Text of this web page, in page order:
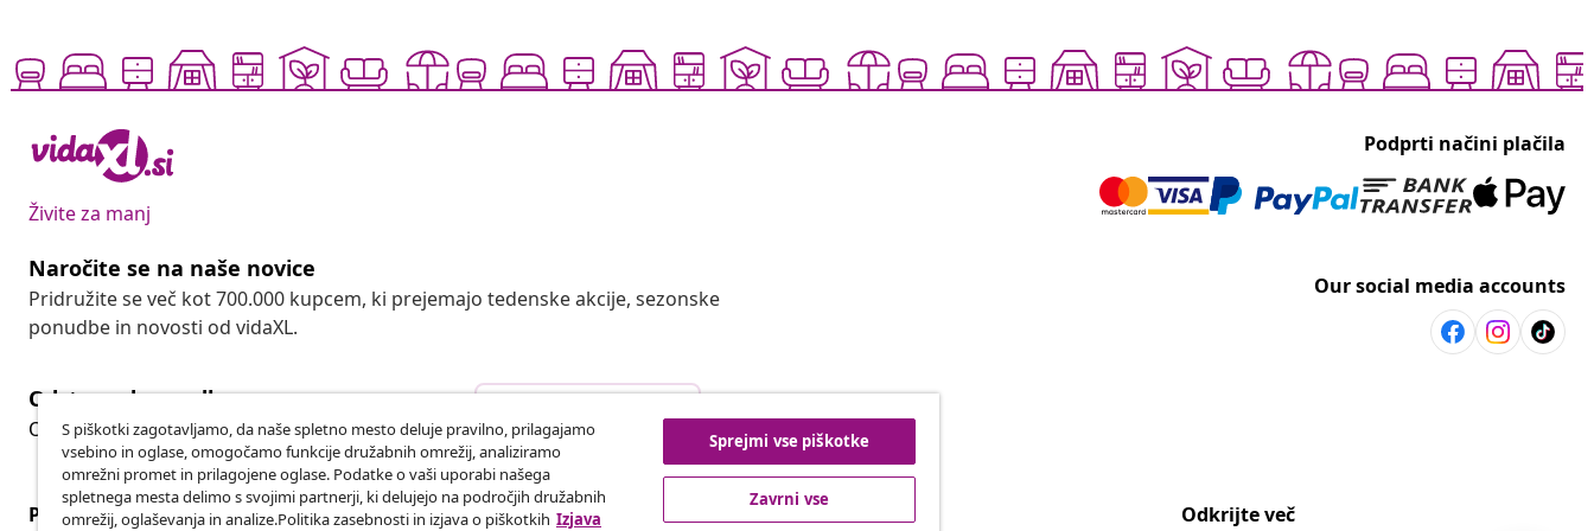
Živite za manj
Podprti načini plačila
Naročite se na naše novice
Pridružite se več kot 700.000 kupcem, ki prejemajo tedenske akcije, sezonske
ponudbe in novosti od vidaXL.
Our social media accounts
Odstop od pogodbe
Oddaj zahtevek za odstop od naročila.
Odstop od pogodbe
Podpora za stranke Poslovanje vidaXL Odkrijte več
S piškotki zagotavljamo, da naše spletno mesto deluje pravilno, prilagajamo
vsebino in oglase, omogočamo funkcije družabnih omrežij, analiziramo
omrežni promet in prilagojene oglase. Podatke o vaši uporabi našega
spletnega mesta delimo s svojimi partnerji, ki delujejo na področjih družabnih
omrežij, oglaševanja in analize.Politika zasebnosti in izjava o piškotkih Izjava
Sprejmi vse piškotke
Zavrni vse